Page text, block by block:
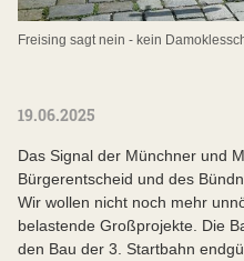
Freising sagt nein - kein
19.06.2025
Das Signal der Münchner und
Bürgerentscheid und des
Wir wollen nicht noch mehr
belastende Großprojekte. Die
den Bau der 3. Startbahn